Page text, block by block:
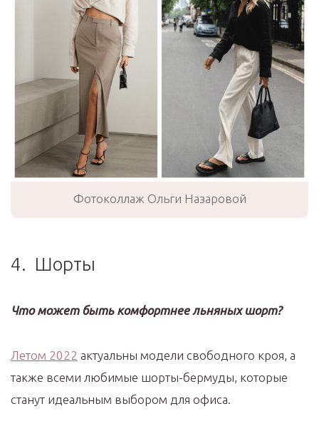
Фотоколлаж Ольги Назаровой
4. Шорты
Что может быть комфортнее льняных шорт?
Летом 2022 актуальны модели свободного кроя, а
также всеми любимые шорты-бермуды, которые
станут идеальным выбором для офиса.